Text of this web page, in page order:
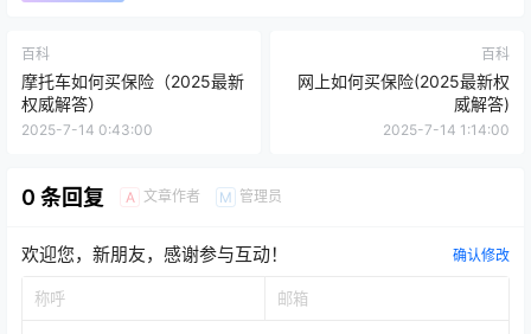
百科
摩托车如何买保险（2025最新
权威解答）
2025-7-14 0:43:00
百科
网上如何买保险(2025最新权
威解答)
2025-7-14 1:14:00
0 条回复 A 文章作者 M 管理员
欢迎您，新朋友，感谢参与互动！ 确认修改